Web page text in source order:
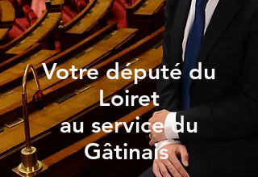
Votre député du
Loiret
au service du
Gâtinais